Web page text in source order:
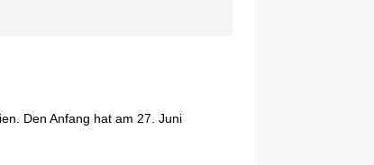
Den Anfang hat am 27. Juni